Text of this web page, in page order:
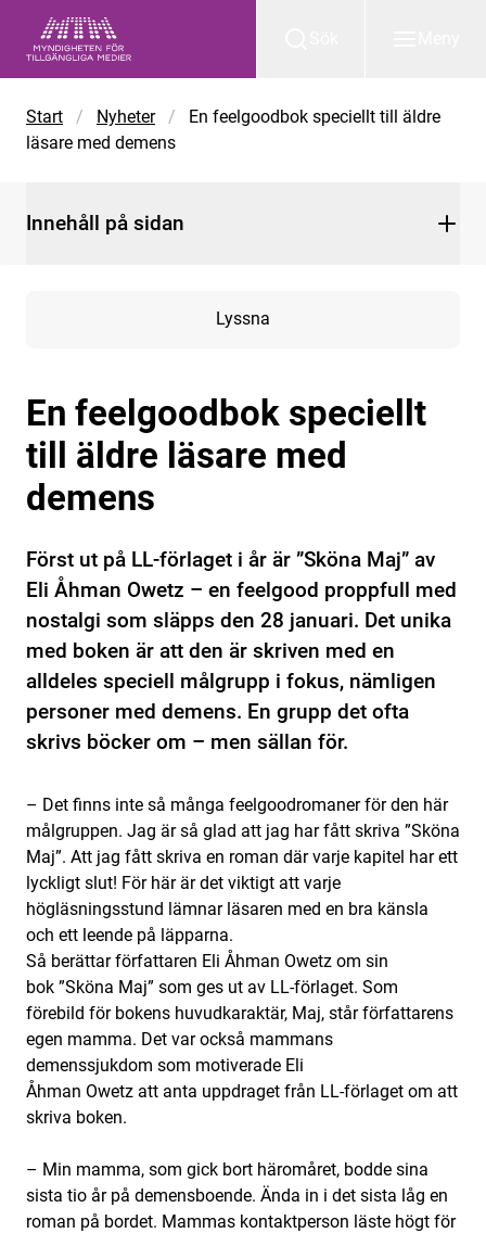
Start / Nyheter /
En feelgoodbok speciellt till äldre
läsare med demens
Lyssna
En feelgoodbok speciellt
till äldre läsare med
demens
Först ut på LL-förlaget i år är ”Sköna Maj” av
Eli Åhman Owetz – en feelgood proppfull med
nostalgi som släpps den 28 januari. Det unika
med boken är att den är skriven med en
alldeles speciell målgrupp i fokus, nämligen
personer med demens. En grupp det ofta
skrivs böcker om – men sällan för.
– Det finns inte så många feelgoodromaner för den här
målgruppen. Jag är så glad att jag har fått skriva ”Sköna
Maj”. Att jag fått skriva en roman där varje kapitel har ett
lyckligt slut! För här är det viktigt att varje
högläsningsstund lämnar läsaren med en bra känsla
och ett leende på läpparna.
Så berättar författaren Eli Åhman Owetz om sin
bok ”Sköna Maj” som ges ut av LL-förlaget. Som
förebild för bokens huvudkaraktär, Maj, står författarens
egen mamma. Det var också mammans
demenssjukdom som motiverade Eli
Åhman Owetz att anta uppdraget från LL-förlaget om att
skriva boken.
– Min mamma, som gick bort häromåret, bodde sina
sista tio år på demensboende. Ända in i det sista låg en
roman på bordet. Mammas kontaktperson läste högt för
Innehåll på sidan